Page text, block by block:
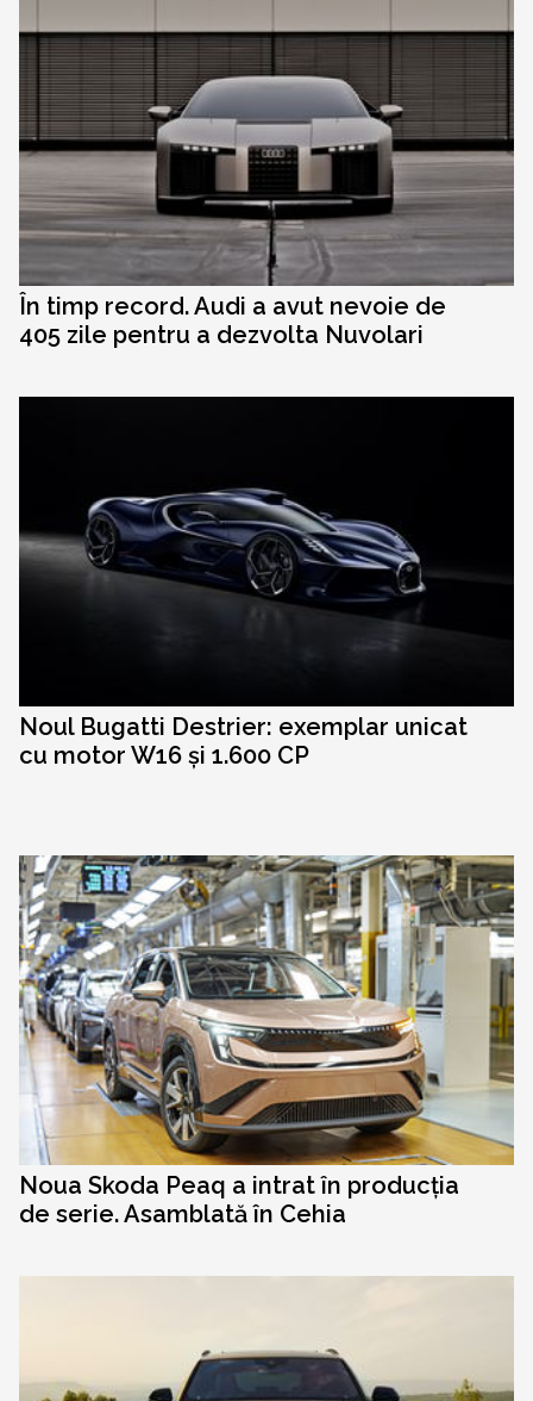
În timp record. Audi a avut nevoie de
405 zile pentru a dezvolta Nuvolari
Noul Bugatti Destrier: exemplar unicat
cu motor W16 și 1.600 CP
Noua Skoda Peaq a intrat în producția
de serie. Asamblată în Cehia